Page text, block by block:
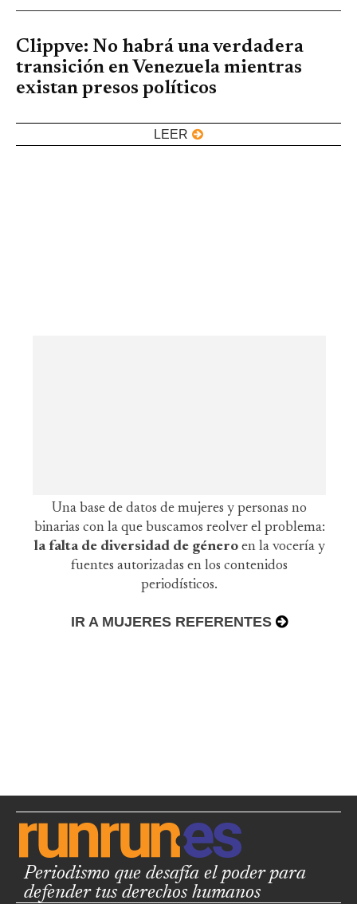
Clippve: No habrá una verdadera
transición en Venezuela mientras
existan presos políticos
LEER
Una base de datos de mujeres y personas no
binarias con la que buscamos reolver el problema:
la falta de diversidad de género en la vocería y
fuentes autorizadas en los contenidos
periodísticos.
IR A MUJERES REFERENTES
Periodismo que desafía el poder para
defender tus derechos humanos